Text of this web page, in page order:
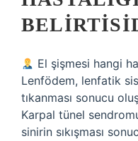
El şişmesi hangi
Lenfödem, lenfatik
tıkanması sonucu
Karpal tünel
sinirin sıkışması